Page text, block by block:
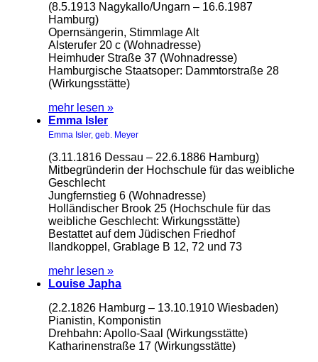
(8.5.1913 Nagykallo/Ungarn – 16.6.1987
Hamburg)
Opernsängerin, Stimmlage Alt
Alsterufer 20 c (Wohnadresse)
Heimhuder Straße 37 (Wohnadresse)
Hamburgische Staatsoper: Dammtorstraße 28
(Wirkungsstätte)
mehr lesen »
Emma Isler
Emma Isler, geb. Meyer
(3.11.1816 Dessau – 22.6.1886 Hamburg)
Mitbegründerin der Hochschule für das weibliche
Geschlecht
Jungfernstieg 6 (Wohnadresse)
Holländischer Brook 25 (Hochschule für das
weibliche Geschlecht: Wirkungsstätte)
Bestattet auf dem Jüdischen Friedhof
Ilandkoppel, Grablage B 12, 72 und 73
mehr lesen »
Louise Japha
(2.2.1826 Hamburg – 13.10.1910 Wiesbaden)
Pianistin, Komponistin
Drehbahn: Apollo-Saal (Wirkungsstätte)
Katharinenstraße 17 (Wirkungsstätte)